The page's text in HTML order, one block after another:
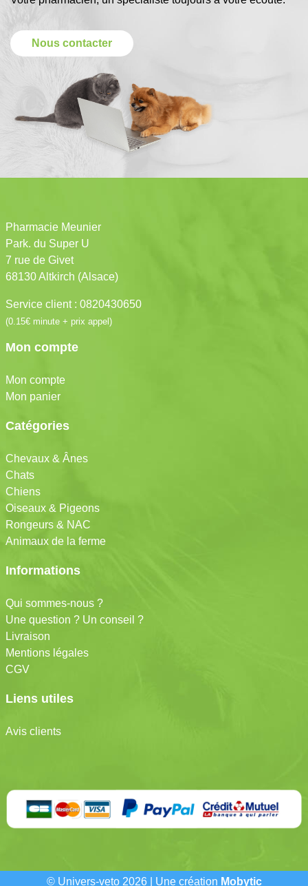
Nous contacter
Pharmacie Meunier
Park. du Super U
7 rue de Givet
68130 Altkirch (Alsace)
Service client : 0820430650
(0.15€ minute + prix appel)
Mon compte
Mon compte
Mon panier
Catégories
Chevaux & Ânes
Chats
Chiens
Oiseaux & Pigeons
Rongeurs & NAC
Animaux de la ferme
Informations
Qui sommes-nous ?
Une question ? Un conseil ?
Livraison
Mentions légales
CGV
Liens utiles
Avis clients
© Univers-veto 2026 | Une création Mobytic